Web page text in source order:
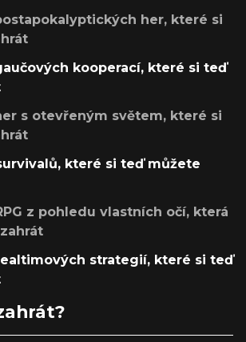
her, které si
kooperací, které si teď
s otevřeným světem, které si
které si teď můžete
z pohledu vlastních očí, která
strategií, které si teď